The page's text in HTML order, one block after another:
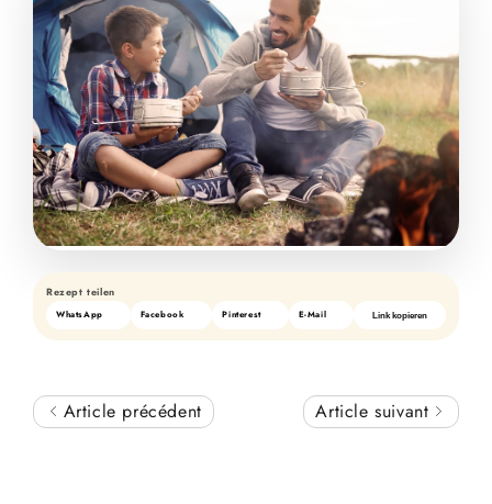
Rezept teilen
WhatsApp Facebook Pinterest E-Mail Link kopieren
Article précédent Article suivant